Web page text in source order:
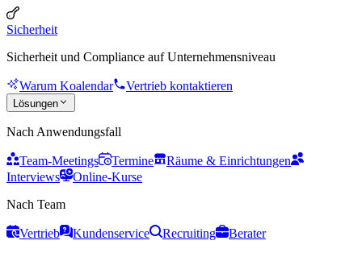
Sicherheit
Sicherheit und Compliance auf Unternehmensniveau
Warum Koalendar Vertrieb kontaktieren
Lösungen
Nach Anwendungsfall
Team-Meetings Termine
Räume & Einrichtungen
Interviews
Online-Kurse
Nach Team
Vertrieb Kundenservice Recruiting
Berater